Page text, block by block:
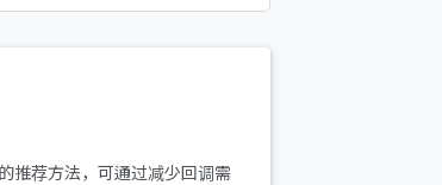
推荐方法，可通过减少回调需